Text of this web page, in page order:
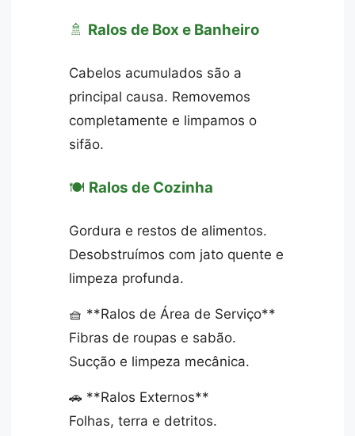
🚿 Ralos de Box e Banheiro
Cabelos acumulados são a
principal causa. Removemos
completamente e limpamos o
sifão.
🍽️ Ralos de Cozinha
Gordura e restos de alimentos.
Desobstruímos com jato quente e
limpeza profunda.
🧺 **Ralos de Área de Serviço**
Fibras de roupas e sabão.
Sucção e limpeza mecânica.
🚗 **Ralos Externos**
Folhas, terra e detritos.